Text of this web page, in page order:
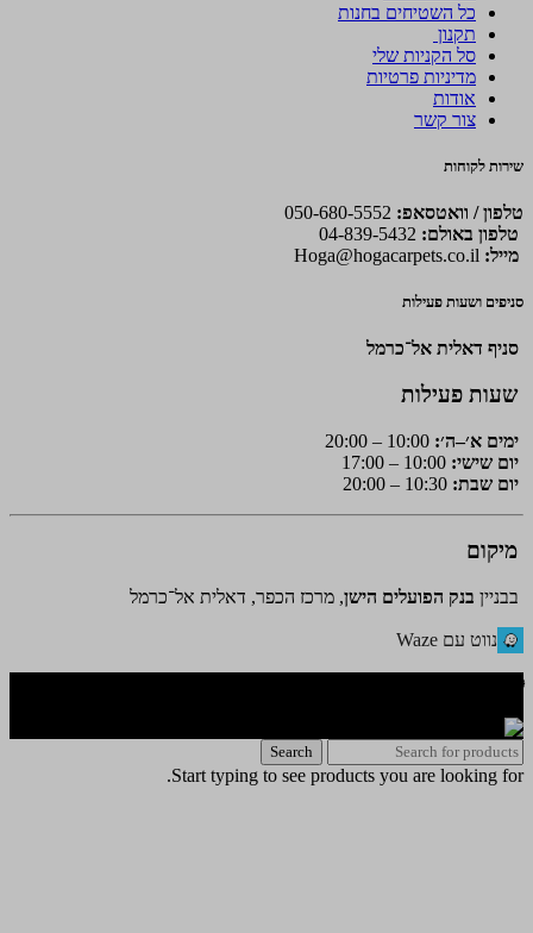
כל השטיחים בחנות
תקנון
סל הקניות שלי
מדיניות פרטיות
אודות
צור קשר
שירות לקוחות
טלפון / וואטסאפ:
טלפון באולם:
מייל: Hoga@hogacarpets.co.il
סניפים ושעות פעילות
סניף דאלית אל־כרמל
שעות פעילות
ימים א׳–ה׳:
יום שישי:
יום שבת:
מיקום
בבניין בנק הפועלים הישן, מרכז הכפר, דאלית אל־כרמל
נווט עם Waze
Search
Start typing to see products you are looking for.